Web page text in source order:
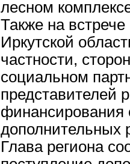
лесном
Также на
Иркутской
частности,
социальном
представителей
финансирования
дополнительных
Глава региона